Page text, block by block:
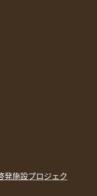
発施設プロジェク